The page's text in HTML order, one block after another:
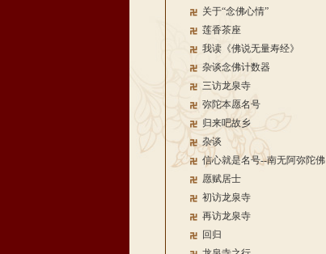
关于“念佛心情”
莲香茶座
我读《佛说无量寿经》
杂谈念佛计数器
三访龙泉寺
弥陀本愿名号
归来吧故乡
杂谈
信心就是名号--南无阿弥陀佛
愿赋居士
初访龙泉寺
再访龙泉寺
回归